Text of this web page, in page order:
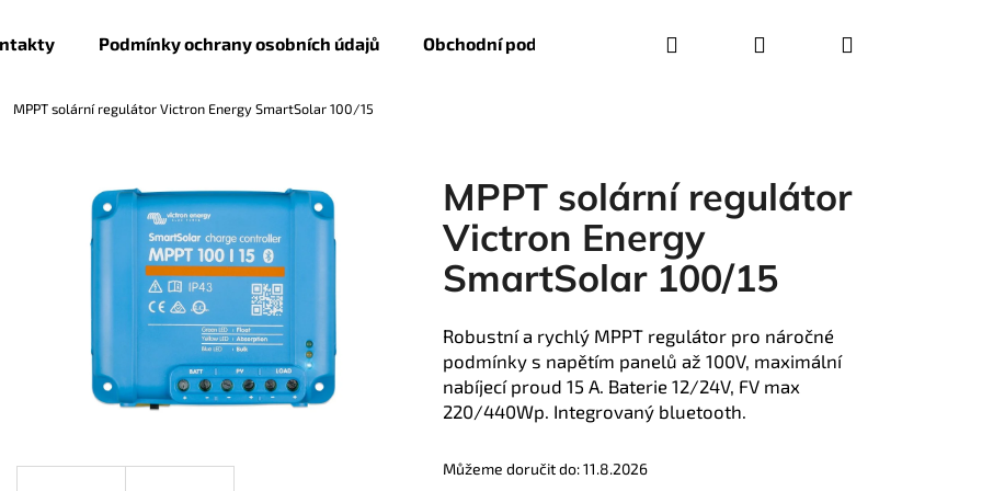
Podmínky ochrany osobních údajů Obchodní podmínky Hledat PřihlášeníNákupní
MPPT solární regulátor Victron Energy SmartSolar 100/15
MPPT solární regulátor
Victron Energy
SmartSolar 100/15
Robustní a rychlý MPPT regulátor pro náročné
podmínky s napětím panelů až 100V, maximální
nabíjecí proud 15 A. Baterie 12/24V, FV max
220/440Wp. Integrovaný bluetooth.
Můžeme doručit do:11.8.2026
Co potřebujete najít?
HLEDAT
Doporučujeme